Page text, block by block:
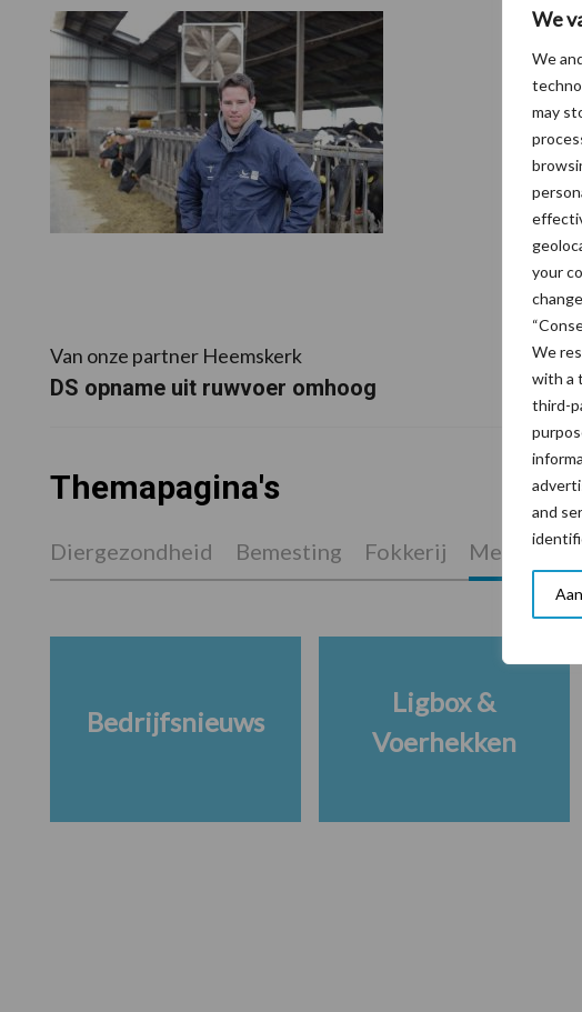
We
We
may
your
We
with a
third-
and
Van onze partner Heemskerk
DS opname uit ruwvoer omhoog
Van
Themapagina's
Diergezondheid Bemesting Fokkerij
Bedrijfsnieuws
Ligbox &
Voerhekken